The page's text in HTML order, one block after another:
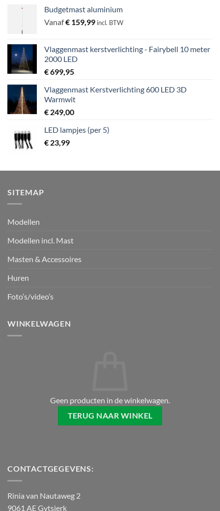
Budgetmast aluminium
Vanaf€ 159,99 incl. BTW
Vlaggenmast kerstverlichting - Fairybell 10 meter
2000 LED
€699,95
Vlaggenmast Kerstverlichting 600 LED 3D
Warmwit
€ 249,00
LED lampjes (per 5)
€ 23,99
SITEMAP
Modellen
Modellen incl. Mast
Masten & Accessoires
Huren
Foto’s/video’s
WINKELWAGEN
Geen producten in de winkelwagen.
TERUG NAAR WINKEL
CONTACTGEGEVENS:
Rinia van Nautaweg 2
9061 AE Gytsjerk